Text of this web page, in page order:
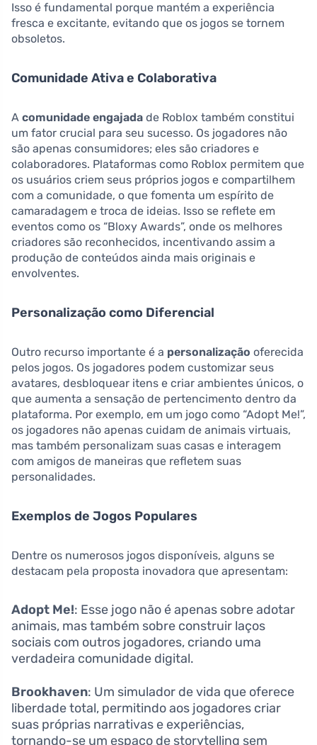
Isso é fundamental porque mantém a experiência
fresca e excitante, evitando que os jogos se tornem
obsoletos.
Comunidade Ativa e Colaborativa
A comunidade engajada de Roblox também constitui
um fator crucial para seu sucesso. Os jogadores não
são apenas consumidores; eles são criadores e
colaboradores. Plataformas como Roblox permitem que
os usuários criem seus próprios jogos e compartilhem
com a comunidade, o que fomenta um espírito de
camaradagem e troca de ideias. Isso se reflete em
eventos como os “Bloxy Awards”, onde os melhores
criadores são reconhecidos, incentivando assim a
produção de conteúdos ainda mais originais e
envolventes.
Personalização como Diferencial
Outro recurso importante é a personalização oferecida
pelos jogos. Os jogadores podem customizar seus
avatares, desbloquear itens e criar ambientes únicos, o
que aumenta a sensação de pertencimento dentro da
plataforma. Por exemplo, em um jogo como “Adopt Me!”,
os jogadores não apenas cuidam de animais virtuais,
mas também personalizam suas casas e interagem
com amigos de maneiras que refletem suas
personalidades.
Exemplos de Jogos Populares
Dentre os numerosos jogos disponíveis, alguns se
destacam pela proposta inovadora que apresentam:
Adopt Me!: Esse jogo não é apenas sobre adotar
animais, mas também sobre construir laços
sociais com outros jogadores, criando uma
verdadeira comunidade digital.
Brookhaven: Um simulador de vida que oferece
liberdade total, permitindo aos jogadores criar
suas próprias narrativas e experiências,
tornando-se um espaço de storytelling sem